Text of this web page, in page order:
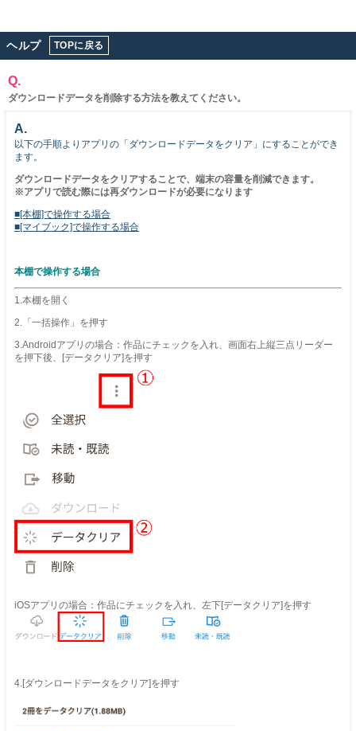
ヘルプ TOPに戻る
Q.
ダウンロードデータを削除する方法を教えてください。
A.
以下の手順よりアプリの「ダウンロードデータをクリア」にすることができ
ます。
ダウンロードデータをクリアすることで、端末の容量を削減できます。
※アプリで読む際には再ダウンロードが必要になります
■[本棚]で操作する場合
■[マイブック]で操作する場合
本棚で操作する場合
1.本棚を開く
2.「一括操作」を押す
3.Androidアプリの場合：作品にチェックを入れ、画面右上縦三点リーダー
を押下後、[データクリア]を押す
iOSアプリの場合：作品にチェックを入れ、左下[データクリア]を押す
4.[ダウンロードデータをクリア]を押す